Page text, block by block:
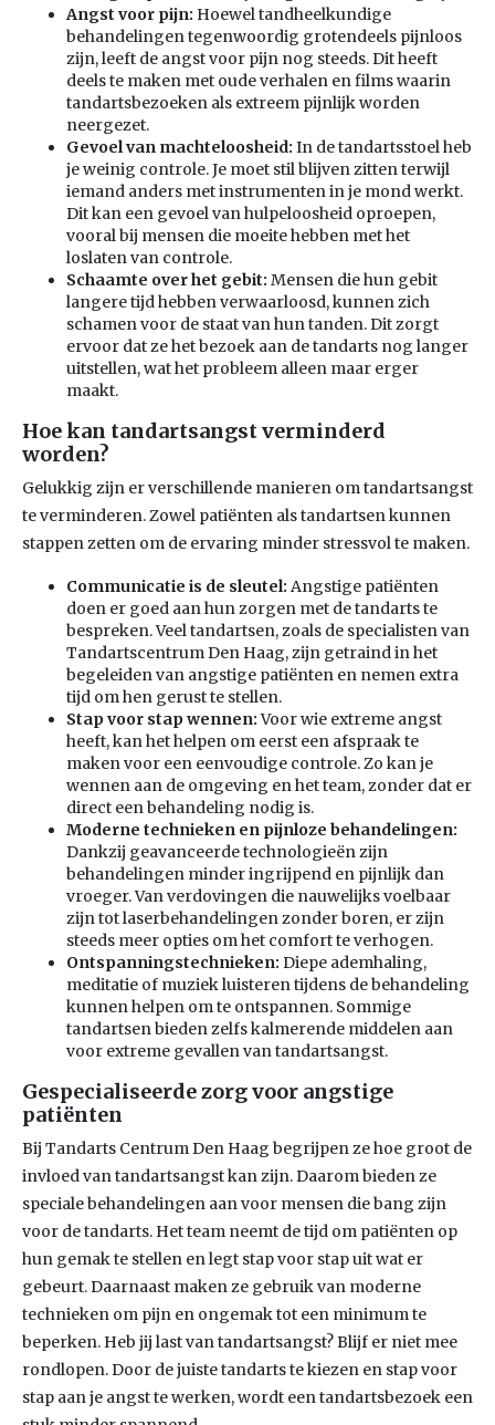
Angst voor pijn: Hoewel tandheelkundige
behandelingen tegenwoordig grotendeels pijnloos
zijn, leeft de angst voor pijn nog steeds. Dit heeft
deels te maken met oude verhalen en films waarin
tandartsbezoeken als extreem pijnlijk worden
neergezet.
Gevoel van machteloosheid: In de tandartsstoel heb
je weinig controle. Je moet stil blijven zitten terwijl
iemand anders met instrumenten in je mond werkt.
Dit kan een gevoel van hulpeloosheid oproepen,
vooral bij mensen die moeite hebben met het
loslaten van controle.
Schaamte over het gebit: Mensen die hun gebit
langere tijd hebben verwaarloosd, kunnen zich
schamen voor de staat van hun tanden. Dit zorgt
ervoor dat ze het bezoek aan de tandarts nog langer
uitstellen, wat het probleem alleen maar erger
maakt.
Hoe kan tandartsangst verminderd
worden?
Gelukkig zijn er verschillende manieren om tandartsangst
te verminderen. Zowel patiënten als tandartsen kunnen
stappen zetten om de ervaring minder stressvol te maken.
Communicatie is de sleutel: Angstige patiënten
doen er goed aan hun zorgen met de tandarts te
bespreken. Veel tandartsen, zoals de specialisten van
Tandartscentrum Den Haag, zijn getraind in het
begeleiden van angstige patiënten en nemen extra
tijd om hen gerust te stellen.
Stap voor stap wennen:Voor wie extreme angst
heeft, kan het helpen om eerst een afspraak te
maken voor een eenvoudige controle. Zo kan je
wennen aan de omgeving en het team, zonder dat er
direct een behandeling nodig is.
Moderne technieken en pijnloze behandelingen:
Dankzij geavanceerde technologieën zijn
behandelingen minder ingrijpend en pijnlijk dan
vroeger. Van verdovingen die nauwelijks voelbaar
zijn tot laserbehandelingen zonder boren, er zijn
steeds meer opties om het comfort te verhogen.
Ontspanningstechnieken: Diepe ademhaling,
meditatie of muziek luisteren tijdens de behandeling
kunnen helpen om te ontspannen. Sommige
tandartsen bieden zelfs kalmerende middelen aan
voor extreme gevallen van tandartsangst.
Gespecialiseerde zorg voor angstige
patiënten
Bij Tandarts Centrum Den Haag begrijpen ze hoe groot de
invloed van tandartsangst kan zijn. Daarom bieden ze
speciale behandelingen aan voor mensen die bang zijn
voor de tandarts. Het team neemt de tijd om patiënten op
hun gemak te stellen en legt stap voor stap uit wat er
gebeurt. Daarnaast maken ze gebruik van moderne
technieken om pijn en ongemak tot een minimum te
beperken. Heb jij last van tandartsangst? Blijf er niet mee
rondlopen. Door de juiste tandarts te kiezen en stap voor
stap aan je angst te werken, wordt een tandartsbezoek een